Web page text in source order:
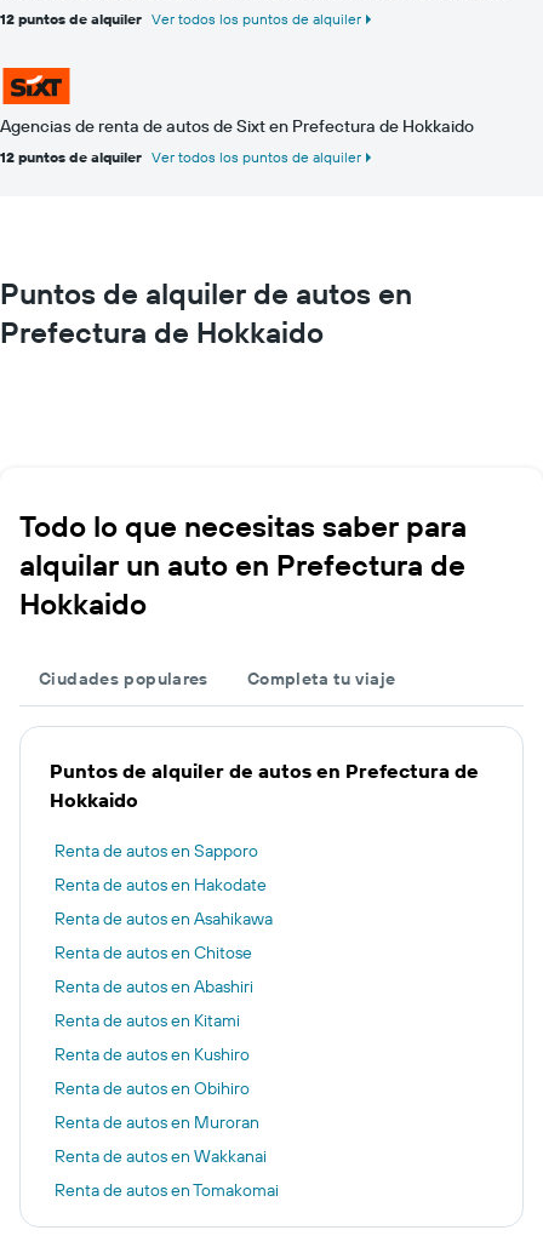
12 puntos de alquiler Ver todos los puntos de alquiler
Agencias de renta de autos de Sixt en Prefectura de Hokkaido
12 puntos de alquiler Ver todos los puntos de alquiler
Puntos de alquiler de autos en
Prefectura de Hokkaido
Todo lo que necesitas saber para
alquilar un auto en Prefectura de
Hokkaido
Ciudades populares Completa tu viaje
Puntos de alquiler de autos en Prefectura de
Hokkaido
Renta de autos en Sapporo
Renta de autos en Hakodate
Renta de autos en Asahikawa
Renta de autos en Chitose
Renta de autos en Abashiri
Renta de autos en Kitami
Renta de autos en Kushiro
Renta de autos en Obihiro
Renta de autos en Muroran
Renta de autos en Wakkanai
Renta de autos en Tomakomai
Renta de autos en Nakashibetsu